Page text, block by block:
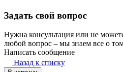
Задать свой вопрос
Нужна консультация или не
любой вопрос – мы знаем все о
Написать сообщение
Назад к списку